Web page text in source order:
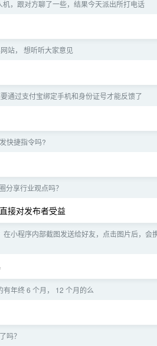
机，跟对方聊了一些，结果今天派出所打电话
站， 想听听大家意见
通过支付宝绑定手机和身份证号才能反馈了
快捷指令吗?
分享行业观点吗？
接对发布者受益
在小程序内部截图发送给好友，点击图片后，会
年终 6 个月， 12 个月的么
吗？